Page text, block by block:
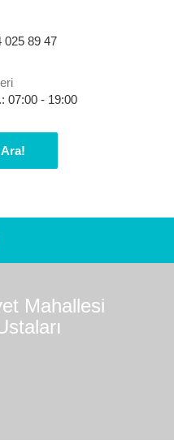
025 89 47
07:00 - 19:00
Mahallesi